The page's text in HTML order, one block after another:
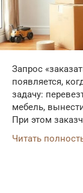
Запрос
появляется,
задачу:
мебель,
При этом
Читать